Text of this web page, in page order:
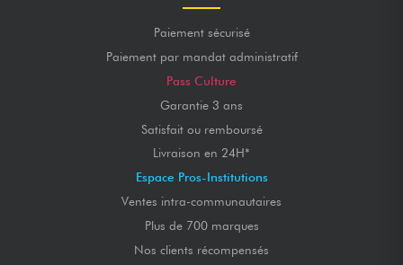
Paiement sécurisé
Paiement par mandat administratif
Pass Culture
Garantie 3 ans
Satisfait ou remboursé
Livraison en 24H*
Espace Pros-Institutions
Ventes intra-communautaires
Plus de 700 marques
Nos clients récompensés